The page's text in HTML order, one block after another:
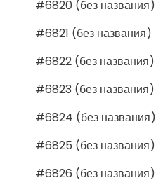
#6820 (без названия)
#6821 (без названия)
#6822 (без названия)
#6823 (без названия)
#6824 (без названия)
#6825 (без названия)
#6826 (без названия)